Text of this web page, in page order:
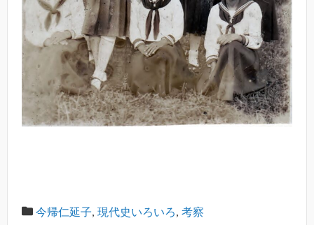
今帰仁延子, 現代史いろいろ, 考察